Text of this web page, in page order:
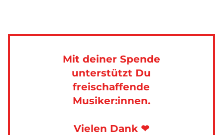
Mit deiner Spende
unterstützt Du
freischaffende
Musiker:innen.
Vielen Dank ❤